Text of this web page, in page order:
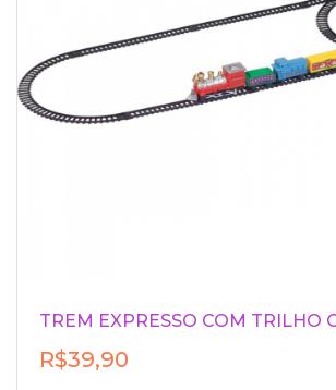
TREM EXPRESSO COM TRILHO
R$39,90